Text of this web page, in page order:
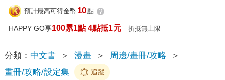
預計最高可得金幣 10點 ?
HAPPY GO享100累1點 4點抵1元 折抵無上限
分類： 中文書 ＞ 漫畫 ＞ 周邊/畫冊/攻略
＞
畫冊/攻略/設定集
追蹤